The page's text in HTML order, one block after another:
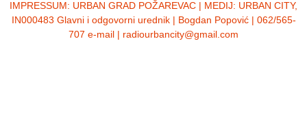
IMPRESSUM: URBAN GRAD POŽAREVAC | MEDIJ: URBAN CITY,
IN000483 Glavni i odgovorni urednik | Bogdan Popović | 062/565-
707 e-mail | radiourbancity@gmail.com